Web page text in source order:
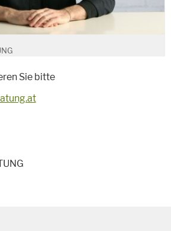
Sie bitte